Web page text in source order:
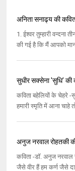
अनिता सनाढ्य की
1. ईश्वर तुम्हारी वन्दना
की गई है कि मैं आपको
सुधीर सक्सेना 'सुधि’ की
कविता बहेलियों के चेहरे
हमारी स्मृति में आना चाहे
अनुज नरवाल रोहतकी
कविता -डॉ. अनुज नरवाल
जैसे वीर हैं हम कर्ण जैसे